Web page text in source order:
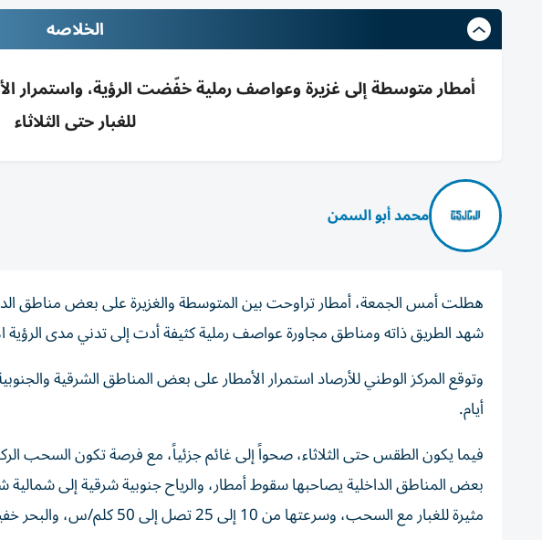
الخلاصه
للغبار حتى الثلاثاء
محمد أبو السمن
هطلت أمس الجمعة، أمطار تراوحت بين المتوسطة والغزيرة على بعض مناطق
شهد الطريق ذاته ومناطق مجاورة عواصف رملية كثيفة أدت إلى تدني مدى الرؤية
أيام.
فيما يكون الطقس حتى الثلاثاء، صحواً إلى غائم جزئياً، مع فرصة تكون السحب
بعض المناطق الداخلية يصاحبها سقوط أمطار، والرياح جنوبية شرقية إلى شمالية
مثيرة للغبار مع السحب، وسرعتها من 10 إلى 25 تصل إلى 50 كلم/س، والبحر خفيف الموج في الخليج العربي وفي بحر عُمان.